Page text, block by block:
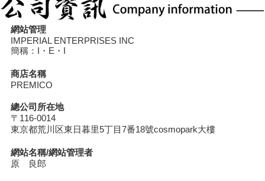
網站管理
IMPERIAL ENTERPRISES INC
簡稱：I・E・I
商店名稱
PREMICO
總公司所在地
〒116-0014
東京都荒川区東日暮里5丁目7番18號cosmopark大樓
網站名稱/網站管理者
原 良郎